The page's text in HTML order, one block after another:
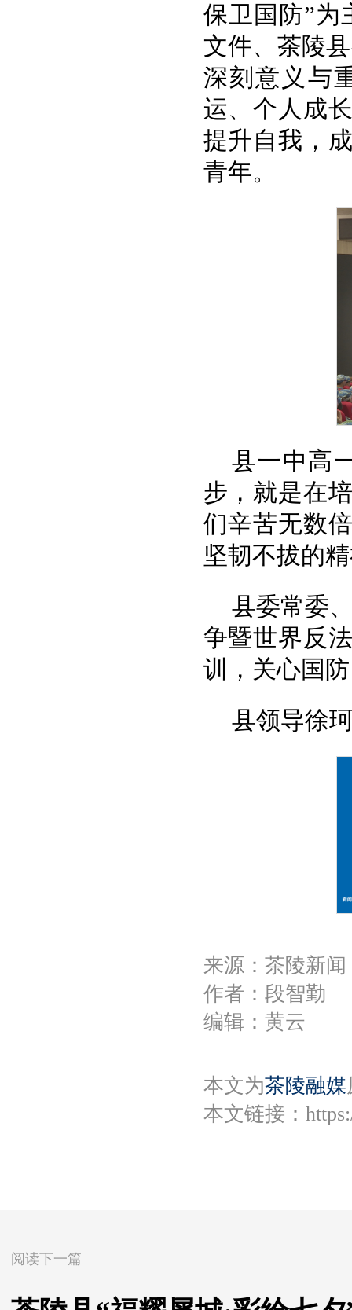
保卫国防”为
文件、茶陵
深刻意义与
运、个人成
提升自我，
青年。
县一中高
步，就是在
们辛苦无数
坚韧不拔的
县委常委
争暨世界反
训，关心国
县领导徐
来源：茶陵新闻
作者：段智勤
编辑：黄云
本文为茶陵融媒
本文链接：
阅读下一篇